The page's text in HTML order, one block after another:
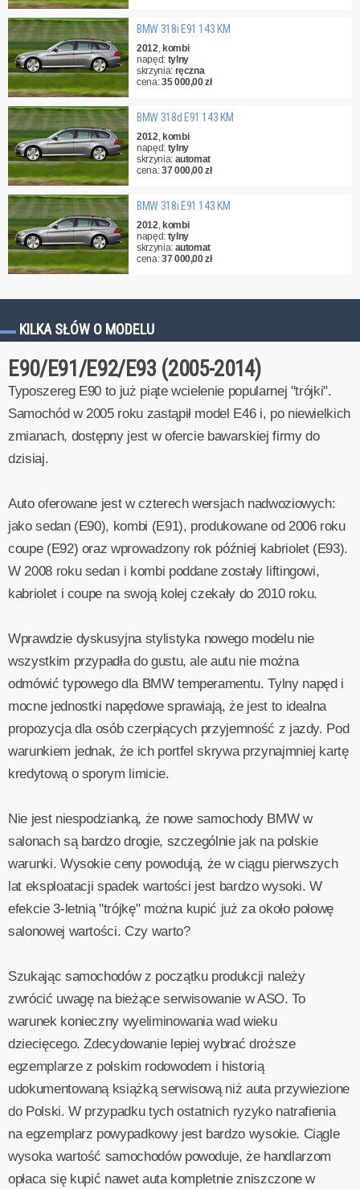
BMW 318i E91 143 KM
2012, kombi
napęd: tylny
skrzynia: ręczna
cena:35 000,00 zł
BMW 318d E91 143 KM
2012, kombi
napęd: tylny
skrzynia: automat
cena:37 000,00 zł
BMW 318i E91 143 KM
2012, kombi
napęd: tylny
skrzynia: automat
cena:37 000,00 zł
KILKA SŁÓW O MODELU
E90/E91/E92/E93 (2005-2014)
Typoszereg E90 to już piąte wcielenie popularnej "trójki".
Samochód w 2005 roku zastąpił model E46 i, po niewielkich
zmianach, dostępny jest w ofercie bawarskiej firmy do
dzisiaj.
Auto oferowane jest w czterech wersjach nadwoziowych:
jako sedan (E90), kombi (E91), produkowane od 2006 roku
coupe (E92) oraz wprowadzony rok później kabriolet (E93).
W 2008 roku sedan i kombi poddane zostały liftingowi,
kabriolet i coupe na swoją kolej czekały do 2010 roku.
Wprawdzie dyskusyjna stylistyka nowego modelu nie
wszystkim przypadła do gustu, ale autu nie można
odmówić typowego dla BMW temperamentu. Tylny napęd i
mocne jednostki napędowe sprawiają, że jest to idealna
propozycja dla osób czerpiących przyjemność z jazdy. Pod
warunkiem jednak, że ich portfel skrywa przynajmniej kartę
kredytową o sporym limicie.
Nie jest niespodzianką, że nowe samochody BMW w
salonach są bardzo drogie, szczególnie jak na polskie
warunki. Wysokie ceny powodują, że w ciągu pierwszych
lat eksploatacji spadek wartości jest bardzo wysoki. W
efekcie 3-letnią "trójkę" można kupić już za około połowę
salonowej wartości. Czy warto?
Szukając samochodów z początku produkcji należy
zwrócić uwagę na bieżące serwisowanie w ASO. To
warunek konieczny wyeliminowania wad wieku
dziecięcego. Zdecydowanie lepiej wybrać droższe
egzemplarze z polskim rodowodem i historią
udokumentowaną książką serwisową niż auta przywiezione
do Polski. W przypadku tych ostatnich ryzyko natrafienia
na egzemplarz powypadkowy jest bardzo wysokie. Ciągle
wysoka wartość samochodów powoduje, że handlarzom
opłaca się kupić nawet auta kompletnie zniszczone w